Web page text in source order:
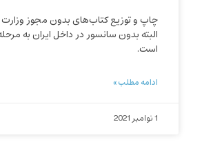
چاپ و توزیع کتاب‌های بدون مجوز وزارت
البته بدون سانسور در داخل ایران به
است.
ادامه مطلب »
1 نوامبر 2021